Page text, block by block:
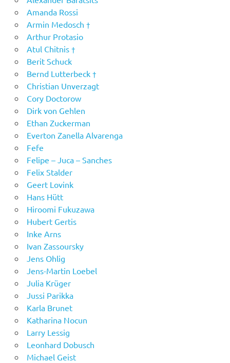
Amanda Rossi
Armin Medosch †
Arthur Protasio
Atul Chitnis †
Berit Schuck
Bernd Lutterbeck †
Christian Unverzagt
Cory Doctorow
Dirk von Gehlen
Ethan Zuckerman
Everton Zanella Alvarenga
Fefe
Felipe – Juca – Sanches
Felix Stalder
Geert Lovink
Hans Hütt
Hiroomi Fukuzawa
Hubert Gertis
Inke Arns
Ivan Zassoursky
Jens Ohlig
Jens-Martin Loebel
Julia Krüger
Jussi Parikka
Karla Brunet
Katharina Nocun
Larry Lessig
Leonhard Dobusch
Michael Geist